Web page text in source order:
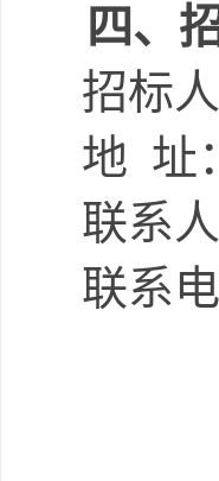
四、
招标
地 址
联系
联系电